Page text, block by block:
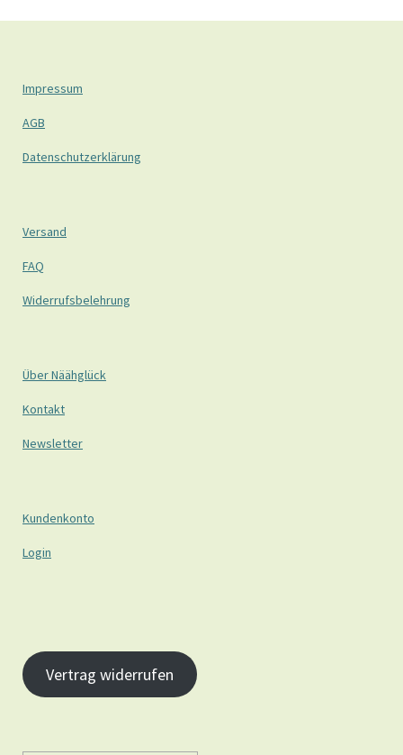
Impressum
AGB
Datenschutzerklärung
Versand
FAQ
Widerrufsbelehrung
Über Näähglück
Kontakt
Newsletter
Kundenkonto
Login
Vertrag widerrufen